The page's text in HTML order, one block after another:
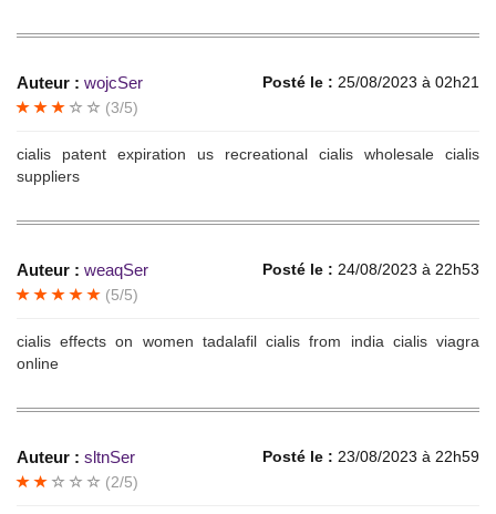
Auteur : wojcSer Posté le : 25/08/2023 à 02h21
(3/5)
cialis patent expiration us recreational cialis wholesale cialis
suppliers
Auteur : weaqSer Posté le : 24/08/2023 à 22h53
(5/5)
cialis effects on women tadalafil cialis from india cialis viagra
online
Auteur : sltnSer Posté le : 23/08/2023 à 22h59
(2/5)